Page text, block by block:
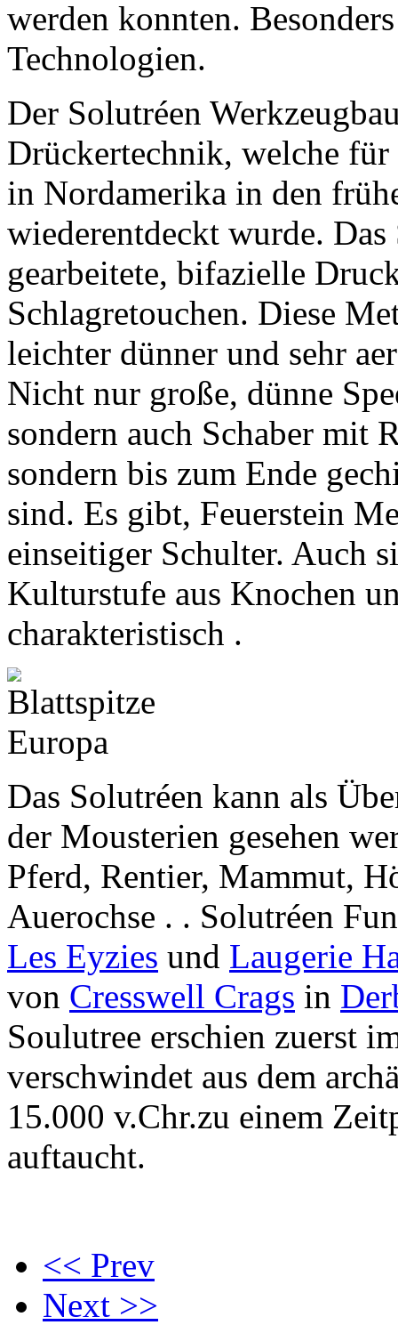
werden konnten.
Technologien.
Der Solutréen
Drückertechnik, welche für
in Nordamerika in den
wiederentdeckt wurde.
gearbeitete, bifazielle
Schlagretouchen. Diese
leichter dünner und sehr
Nicht nur große, dünne
sondern auch Schaber mit
sondern bis zum Ende
sind. Es gibt, Feuerstein
einseitiger Schulter. Auch
Kulturstufe aus Knochen
charakteristisch .
Das Solutréen kann als
der Mousterien gesehen
Pferd, Rentier, Mammut,
Auerochse . . Solutréen
Les Eyzies und Laugerie
von Cresswell Crags in
Soulutree erschien zuerst
verschwindet aus dem
15.000 v.Chr.zu einem
auftaucht.
<< Prev
Next >>